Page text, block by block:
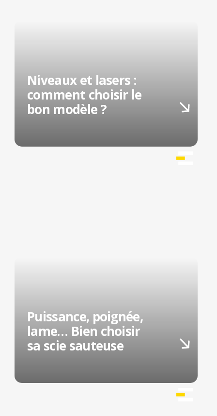
Niveaux et lasers :
comment choisir le
bon modèle ?
Puissance, poignée,
lame… Bien choisir
sa scie sauteuse